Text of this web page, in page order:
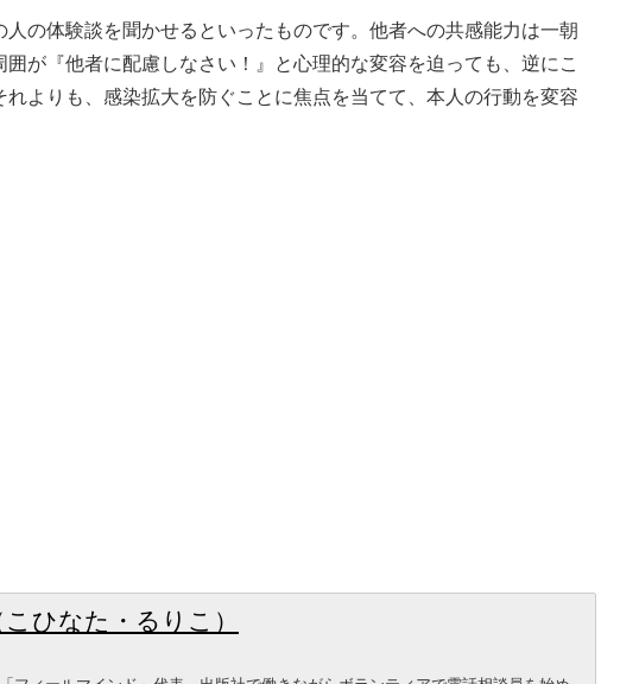
の体験談を聞かせるといったものです。他者への共感能力は一朝
が『他者に配慮しなさい！』と心理的な変容を迫っても、逆にこ
よりも、感染拡大を防ぐことに焦点を当てて、本人の行動を変容
ひなた・るりこ）